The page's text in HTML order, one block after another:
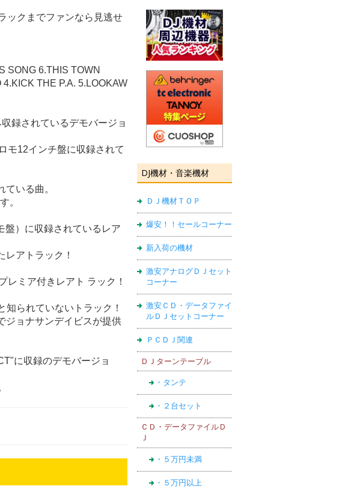
DJ機材・音楽機材
ＤＪ機材ＴＯＰ
爆安！！セールコーナー
新入荷の機材
激安アナログＤＪセット
コーナー
激安ＣＤ・データファイ
ルＤＪセットコーナー
ＰＣＤＪ関連
ＤＪターンテーブル
・タンテ
・２台セット
ＣＤ・データファイルＤ
Ｊ
・５万円未満
・５万円以上
ックまでファンなら見逃せ
SONG 6.THIS TOWN
THE P.A. 5.LOOKAW
録されているデモバージョ
モ12インチ盤に収録されて
いる曲。
。
盤）に収録されているレア
アトラック！
レミア付きレアト ラック！
られていないトラック！
ジョナサンデイビスが提供
に収録のデモバージョ